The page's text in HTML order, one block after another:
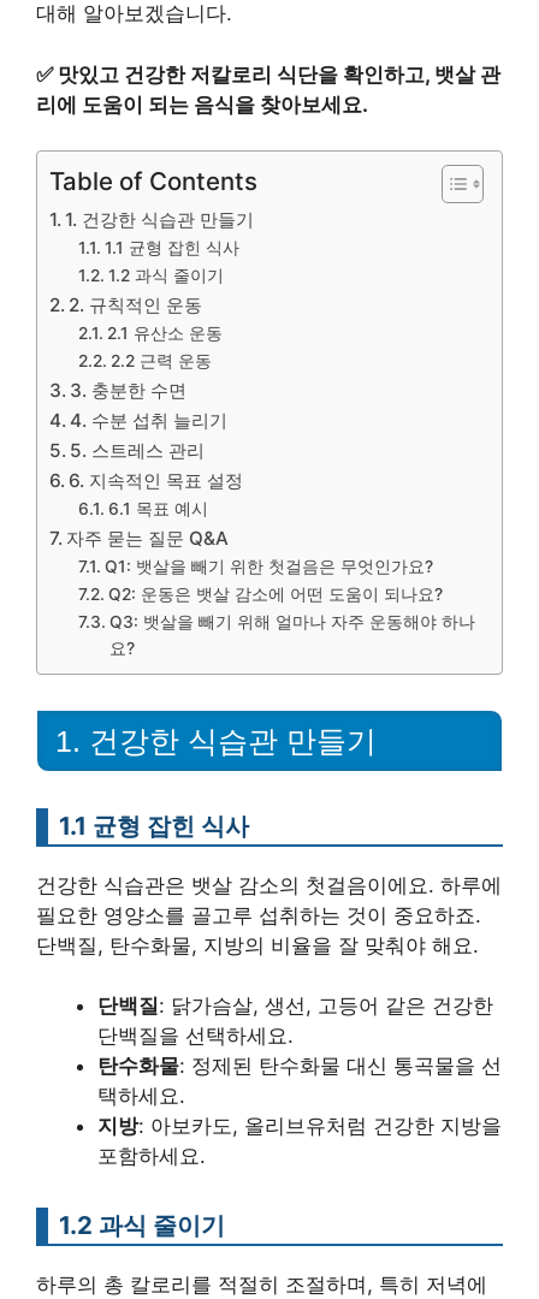
대해 알아보겠습니다.
✅ 맛있고 건강한 저칼로리 식단을 확인하고, 뱃살 관
리에 도움이 되는 음식을 찾아보세요.
Table of Contents
1. 건강한 식습관 만들기
1.1 균형 잡힌 식사
1.2 과식 줄이기
2. 규칙적인 운동
2.1 유산소 운동
2.2 근력 운동
3. 충분한 수면
4. 수분 섭취 늘리기
5. 스트레스 관리
6. 지속적인 목표 설정
6.1 목표 예시
자주 묻는 질문 Q&A
Q1: 뱃살을 빼기 위한 첫걸음은 무엇인가요?
Q2: 운동은 뱃살 감소에 어떤 도움이 되나요?
Q3: 뱃살을 빼기 위해 얼마나 자주 운동해야 하나
요?
1. 건강한 식습관 만들기
1.1 균형 잡힌 식사
건강한 식습관은 뱃살 감소의 첫걸음이에요. 하루에
필요한 영양소를 골고루 섭취하는 것이 중요하죠.
단백질, 탄수화물, 지방의 비율을 잘 맞춰야 해요.
단백질: 닭가슴살, 생선, 고등어 같은 건강한
단백질을 선택하세요.
탄수화물: 정제된 탄수화물 대신 통곡물을 선
택하세요.
지방: 아보카도, 올리브유처럼 건강한 지방을
포함하세요.
1.2 과식 줄이기
하루의 총 칼로리를 적절히 조절하며, 특히 저녁에